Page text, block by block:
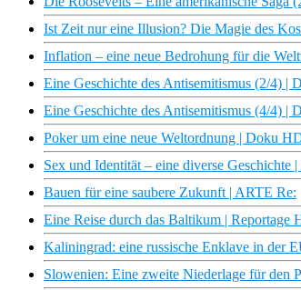
Ist Zeit nur eine Illusion? Die Magie des
Inflation – eine neue Bedrohung für die
Eine Geschichte des Antisemitismus (2/4) |
Eine Geschichte des Antisemitismus (4/4) |
Poker um eine neue Weltordnung | Doku
Sex und Identität – eine diverse
Bauen für eine saubere Zukunft | ARTE Re:
Eine Reise durch das Baltikum | Reportage
Kaliningrad: eine russische Enklave in der
Slowenien: Eine zweite Niederlage für den